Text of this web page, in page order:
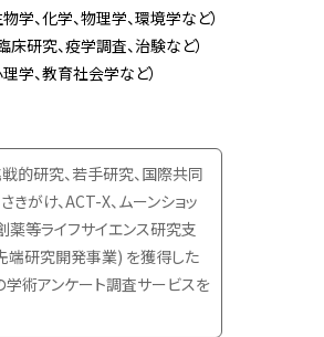
学、化学、物理学、環境学など）
床研究、疫学調査、治験など）
学、教育社会学など）
的研究、若手研究、国際共同
きがけ、ACT-X、ムーンショッ
薬等ライフサイエンス研究支
端研究開発事業) を獲得した
術アンケート調査サービスを